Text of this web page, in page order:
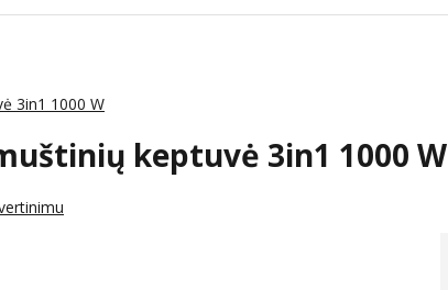
3in1 1000 W
keptuvė 3in1 1000 W